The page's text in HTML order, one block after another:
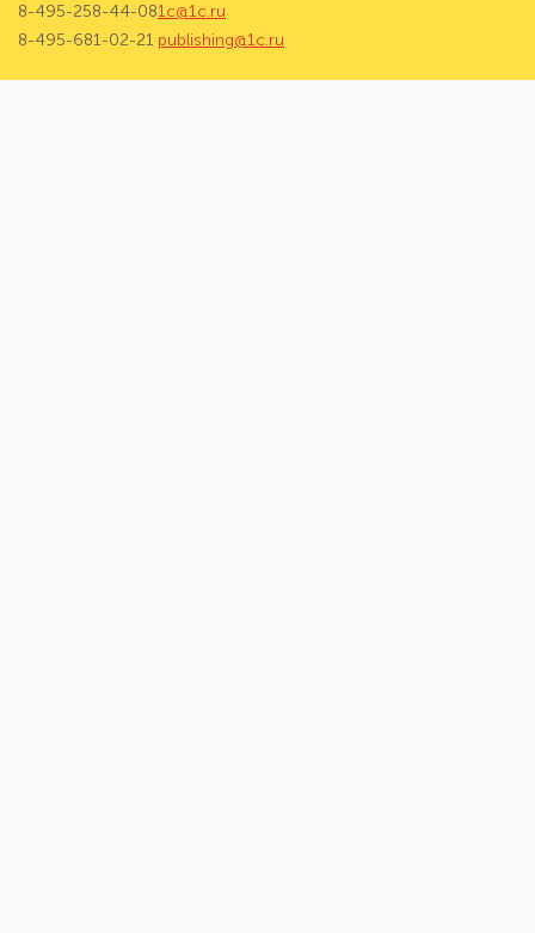
8-495-258-44-08
8-495-681-02-21
1c@1c.ru
publishing@1c.ru